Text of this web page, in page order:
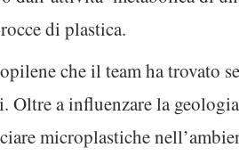
di plastica.
che il team ha trovato
Oltre a influenzare la
microplastiche